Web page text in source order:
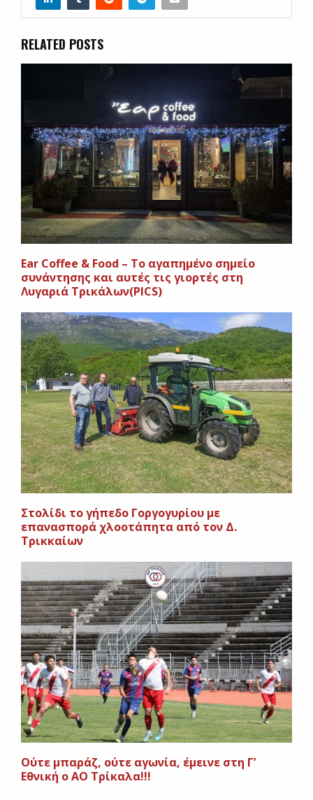
RELATED POSTS
Ear Coffee & Food – To αγαπημένο σημείο
συνάντησης και αυτές τις γιορτές στη
Λυγαριά Τρικάλων(PICS)
Στολίδι το γήπεδο Γοργογυρίου με
επανασπορά χλοοτάπητα από τον Δ.
Τρικκαίων
Ούτε μπαράζ, ούτε αγωνία, έμεινε στη Γ’
Εθνική ο ΑΟ Τρίκαλα!!!